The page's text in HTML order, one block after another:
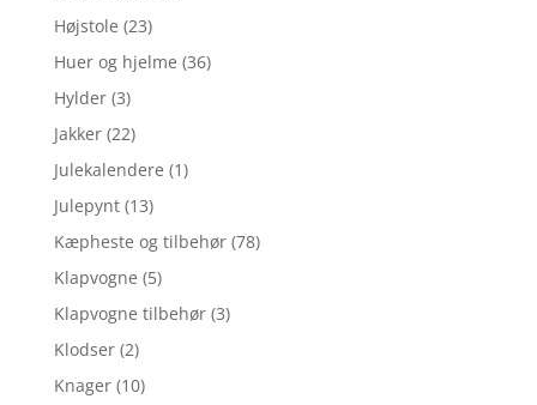
Højstole (23)
Huer og hjelme (36)
Hylder (3)
Jakker (22)
Julekalendere (1)
Julepynt (13)
Kæpheste og tilbehør (78)
Klapvogne (5)
Klapvogne tilbehør (3)
Klodser (2)
Knager (10)